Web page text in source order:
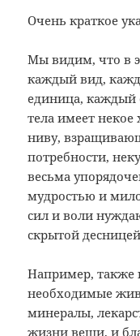
Очень краткое
Мы видим, что в
каждый вид,
единица, каждый
тела имеет
ниву,
потребности,
весьма
мудростью и
сил и воли
скрытой
Например, также
необходимые
минералы,
жизни вещи, и